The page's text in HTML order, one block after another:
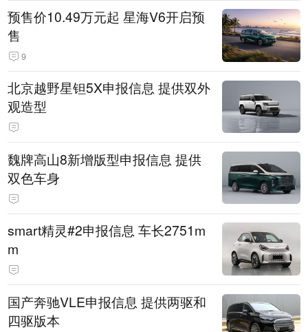
预售价10.49万元起 星海V6开启预
售
9
北京越野星钽5X申报信息 提供双外
观造型
魏牌高山8新增版型申报信息 提供
双色车身
smart精灵#2申报信息 车长2751m
m
国产奔驰VLE申报信息 提供两驱和
四驱版本